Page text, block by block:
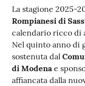
V
i
s
i
t
S
Contenuto
La stagione 2025-
Rompianesi di
calendario ricco di
Nel quinto anno di
sostenuta dal
di Modenae
affiancata dalla